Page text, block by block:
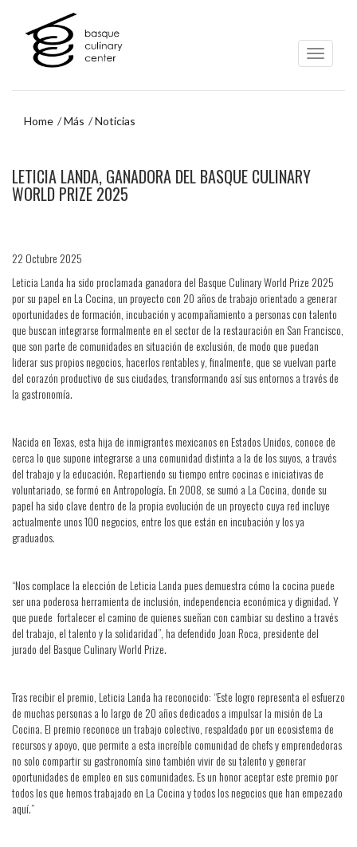
contenido
principal
navegación
Home Más Noticias
menú
LETICIA LANDA, GANADORA DEL BASQUE CULINARY
WORLD PRIZE 2025
22 Octubre 2025
Leticia Landa ha sido proclamada ganadora del Basque Culinary World Prize 2025
por su papel en La Cocina, un proyecto con 20 años de trabajo orientado a generar
oportunidades de formación, incubación y acompañamiento a personas con talento
que buscan integrarse formalmente en el sector de la restauración en San Francisco,
que son parte de comunidades en situación de exclusión, de modo que puedan
liderar sus propios negocios, hacerlos rentables y, finalmente, que se vuelvan parte
del corazón productivo de sus ciudades, transformando así sus entornos a través de
la gastronomía.
Nacida en Texas, esta hija de inmigrantes mexicanos en Estados Unidos, conoce de
cerca lo que supone integrarse a una comunidad distinta a la de los suyos, a través
del trabajo y la educación. Repartiendo su tiempo entre cocinas e iniciativas de
voluntariado, se formó en Antropología. En 2008, se sumó a La Cocina, donde su
papel ha sido clave dentro de la propia evolución de un proyecto cuya red incluye
actualmente unos 100 negocios, entre los que están en incubación y los ya
graduados.
“Nos complace la elección de Leticia Landa pues demuestra cómo la cocina puede
ser una poderosa herramienta de inclusión, independencia económica y dignidad. Y
que puede fortalecer el camino de quienes sueñan con cambiar su destino a través
del trabajo, el talento y la solidaridad”, ha defendido Joan Roca, presidente del
jurado del Basque Culinary World Prize.
Tras recibir el premio, Leticia Landa ha reconocido: “Este logro representa el esfuerzo
de muchas personas a lo largo de 20 años dedicados a impulsar la misión de La
Cocina. El premio reconoce un trabajo colectivo, respaldado por un ecosistema de
recursos y apoyo, que permite a esta increíble comunidad de chefs y emprendedoras
no solo compartir su gastronomía sino también vivir de su talento y generar
oportunidades de empleo en sus comunidades. Es un honor aceptar este premio por
todos los que hemos trabajado en La Cocina y todos los negocios que han empezado
aquí.”